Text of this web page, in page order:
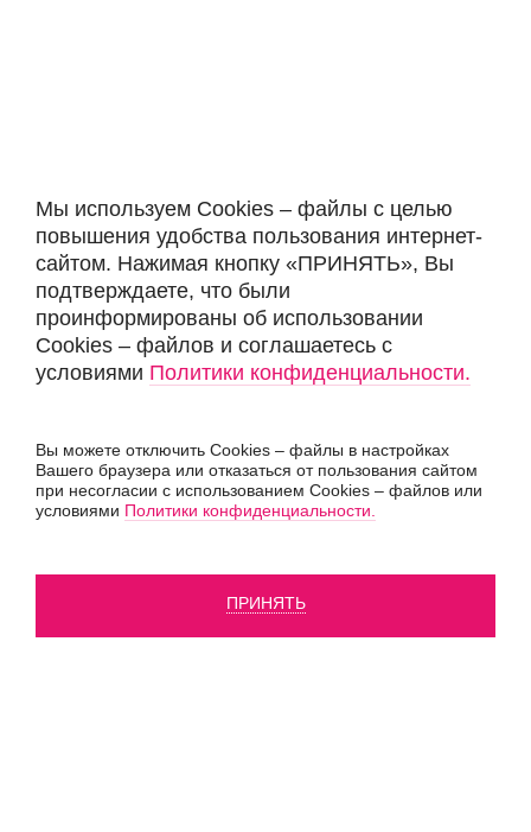
Мы используем Cookies – файлы с целью
повышения удобства пользования интернет-
сайтом. Нажимая кнопку «ПРИНЯТЬ», Вы
подтверждаете, что были
проинформированы об использовании
Cookies – файлов и соглашаетесь с
условиями Политики конфиденциальности.
Вы можете отключить Cookies – файлы в настройках
Вашего браузера или отказаться от пользования сайтом
при несогласии с использованием Cookies – файлов или
условиями Политики конфиденциальности.
ПРИНЯТЬ